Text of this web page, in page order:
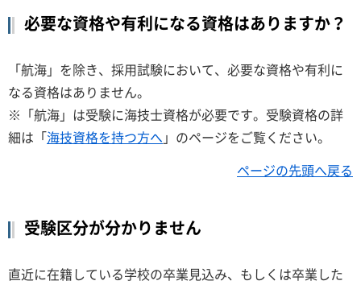
必要な資格や有利になる資格はありますか？
「航海」を除き、採用試験において、必要な資格や有利に
なる資格はありません。
※「航海」は受験に海技士資格が必要です。受験資格の詳
細は「海技資格を持つ方へ 」のページをご覧ください。
ページの先頭へ戻る
受験区分が分かりません
直近に在籍している学校の卒業見込み、もしくは卒業した